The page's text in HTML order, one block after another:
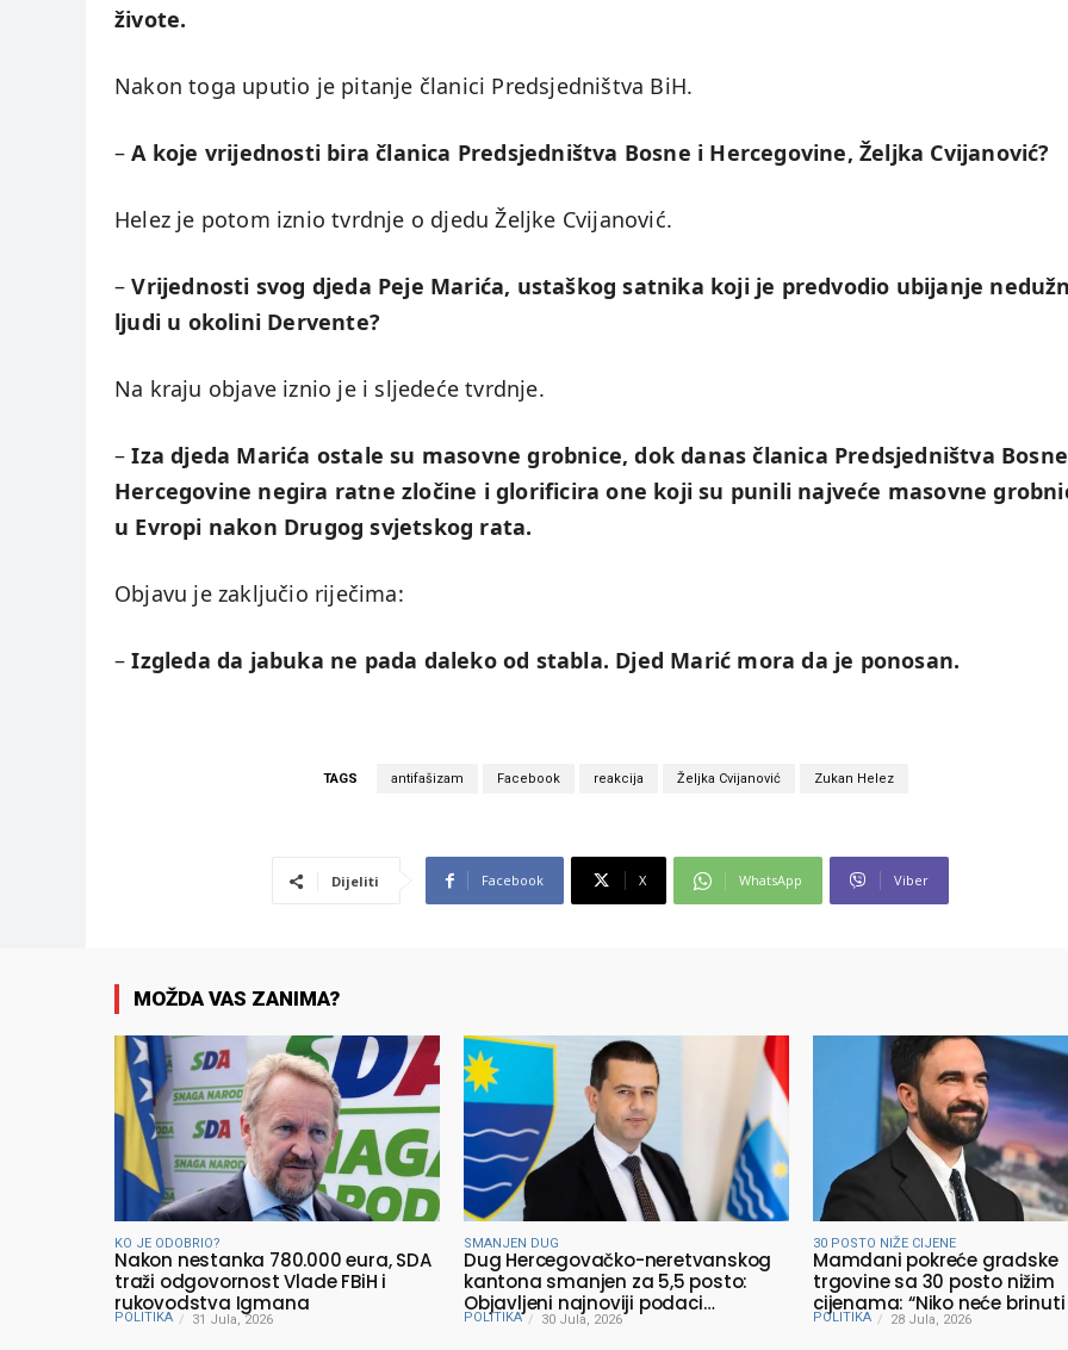
živote.
Nakon toga uputio je pitanje članici Predsjedništva BiH.
–A koje vrijednosti bira članica Predsjedništva Bosne i Hercegovine, Željka Cvijanović?
Helez je potom iznio tvrdnje o djedu Željke Cvijanović.
–Vrijednosti svog djeda Peje Marića, ustaškog satnika koji je predvodio ubijanje
ljudi u okolini Dervente?
Na kraju objave iznio je i sljedeće tvrdnje.
–Iza djeda Marića ostale su masovne grobnice, dok danas članica Predsjedništva
Hercegovine negira ratne zločine i glorificira one koji su punili najveće masovne
u Evropi nakon Drugog svjetskog rata.
Objavu je zaključio riječima:
–Izgleda da jabuka ne pada daleko od stabla. Djed Marić mora da je ponosan.
TAGS antifašizam Facebook reakcija Željka Cvijanović Zukan Helez
Dijeliti Facebook X WhatsApp Viber
MOŽDA VAS ZANIMA?
KO JE ODOBRIO?
Nakon nestanka 780.000 eura, SDA
traži odgovornost Vlade FBiH i
rukovodstva Igmana
POLITIKA 31 Jula, 2026
SMANJEN DUG
Dug Hercegovačko-neretvanskog
kantona smanjen za 5,5 posto:
Objavljeni najnoviji podaci
Ministarstva finansija
POLITIKA 30 Jula, 2026
30 POSTO NIŽE CIJENE
Mamdani pokreće gradske
trgovine sa 30 posto nižim
cijenama: “Niko neće
prehraniti svoju porodicu”
POLITIKA 28 Jula, 2026